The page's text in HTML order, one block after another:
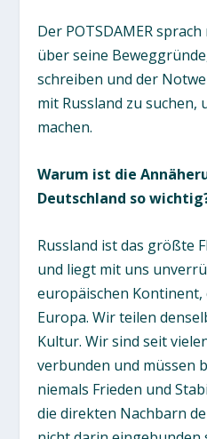
Der POTSDAMER
über seine
schreiben und der
mit Russland zu suchen,
machen.
Warum ist die
Deutschland so
Russland ist das größte
und liegt mit uns
europäischen
Europa. Wir teilen
Kultur. Wir sind seit
verbunden und müssen
niemals Frieden und
die direkten Nachbarn